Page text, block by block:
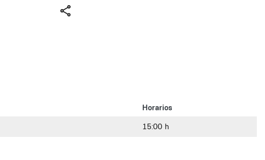
Horarios
15:00 h